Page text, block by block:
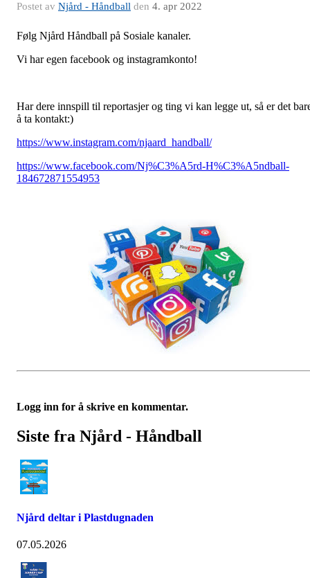
Postet av Njård - Håndball den 4. apr 2022
Følg Njård Håndball på Sosiale kanaler.
Vi har egen facebook og instagramkonto!
Har dere innspill til reportasjer og ting vi kan legge ut, så er det
å ta kontakt:)
https://www.instagram.com/njaard_handball/
https://www.facebook.com/Nj%C3%A5rd-H%C3%A5ndball-
184672871554953
Logg inn for å skrive en kommentar.
Siste fra Njård - Håndball
Njård deltar i Plastdugnaden
07.05.2026